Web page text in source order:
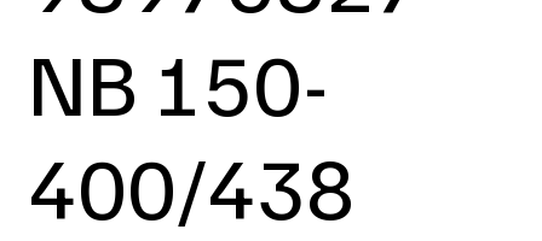
NB 150-
400/438